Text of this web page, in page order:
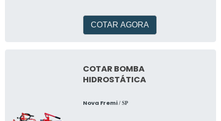
COTAR AGORA
COTAR BOMBA
HIDROSTÁTICA
Nova Fremi/ SP